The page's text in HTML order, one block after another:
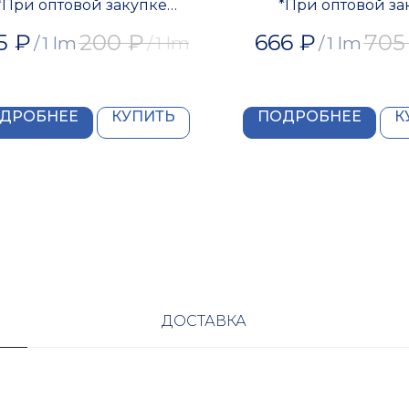
оптовой закупке
₽/1 lm200 ₽/1 lm
КУПИТЬ
*При оптовой
666 ₽/1 lm 705
ПОДРОБНЕЕ
ДОСТАВКА